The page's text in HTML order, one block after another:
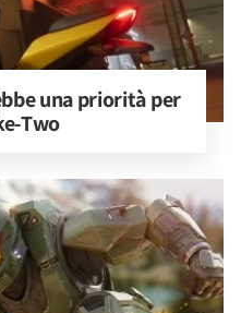
una priorità per
Two